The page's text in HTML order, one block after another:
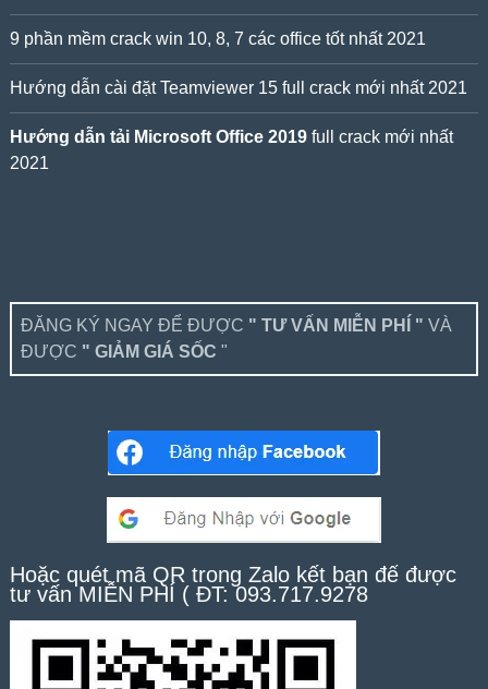
9 phần mềm crack win 10, 8, 7 các office tốt nhất 2021
Hướng dẫn cài đặt Teamviewer 15 full crack mới nhất 2021
Hướng dẫn tải Microsoft Office 2019full crack mới nhất
2021
ĐĂNG KÝ NGAY ĐỂ ĐƯỢC " TƯ VẤN MIỄN PHÍ " VÀ
ĐƯỢC " GIẢM GIÁ SỐC "
Hoặc quét mã QR trong Zalo kết bạn để được
tư vấn MIỄN PHÍ ( ĐT: 093.717.9278